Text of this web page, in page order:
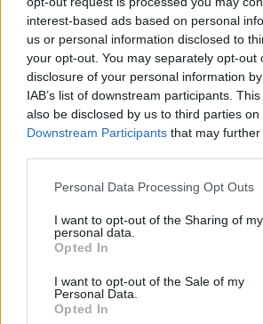
interest-based ads based on personal
us or personal information disclosed to
your opt-out. You may separately opt-out
disclosure of your personal information
IAB’s list of downstream participants.
also be disclosed by us to third parties on
Downstream Participants that may
Personal Data Processing Opt Outs
I want to opt-out of the Sharing of my
personal data.
Opted In
I want to opt-out of the Sale of my
Personal Data.
Opted In